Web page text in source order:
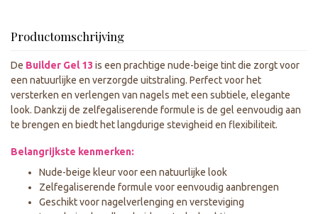
Productomschrijving
De Builder Gel 13 is een prachtige nude-beige tint die zorgt voor
een natuurlijke en verzorgde uitstraling. Perfect voor het
versterken en verlengen van nagels met een subtiele, elegante
look. Dankzij de zelfegaliserende formule is de gel eenvoudig aan
te brengen en biedt het langdurige stevigheid en flexibiliteit.
Belangrijkste kenmerken:
Nude-beige kleur voor een natuurlijke look
Zelfegaliserende formule voor eenvoudig aanbrengen
Geschikt voor nagelverlenging en versteviging